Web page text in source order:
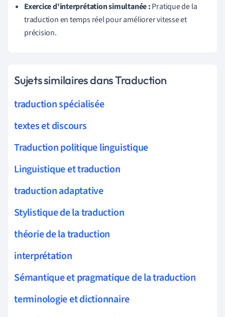
Exercice d'interprétation simultanée :Pratique de la
traduction en temps réel pour améliorer vitesse et
précision.
Sujets similaires dans Traduction
traduction spécialisée
textes et discours
Traduction politique linguistique
Linguistique et traduction
traduction adaptative
Stylistique de la traduction
théorie de la traduction
interprétation
Sémantique et pragmatique de la traduction
terminologie et dictionnaire